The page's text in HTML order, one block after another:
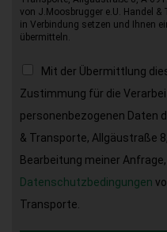
von J.Moosbrugger e.U. Handel
in Verbindung setzen und Ihnen
übermitteln.
Mit der Übermittlung
Zustimmung für die
personenbezogenen Daten
& Transporte, Allgäustraße
Bearbeitung meiner
Datenschutzbedingungen
Transporte.